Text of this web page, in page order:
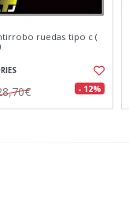
ruedas tipo c (
- 12%